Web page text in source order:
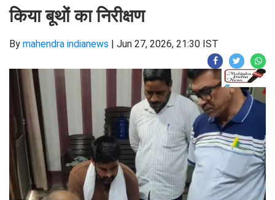
किया बूथों का निरीक्षण
By mahendra indianews | Jun 27, 2026, 21:30 IST